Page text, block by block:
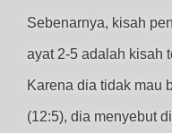
Sebenarnya, kisah
ayat 2-5 adalah kisah
Karena dia tidak mau
(12:5), dia menyebut